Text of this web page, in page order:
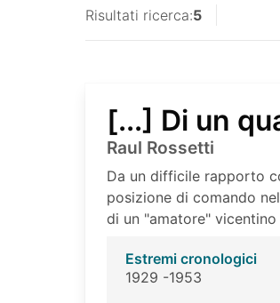
Risultati ricerca:5
[...] Di un
Raul Rossetti
Da un difficile rapporto
posizione di comando
di un "amatore"
Estremi cronologici
1929 -1953